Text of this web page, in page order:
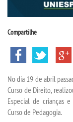
VESTIBULAR
INSCREVA-SE
SEGUNDA
Compartilhe
No dia 19 de abril
Curso de Direito,
Especial de crianças
Curso de Pedagogia.